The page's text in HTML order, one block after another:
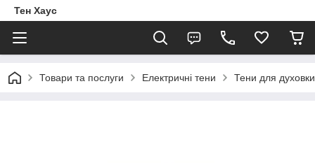
Тен Хаус
Товари та послуги Електричні тени Тени для духовки